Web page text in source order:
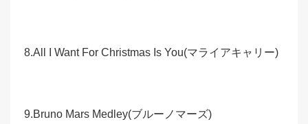
8.All I Want For Christmas Is You(マライアキャリー)
9.Bruno Mars Medley(ブルーノマーズ)